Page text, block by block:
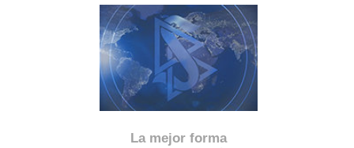
La mejor forma